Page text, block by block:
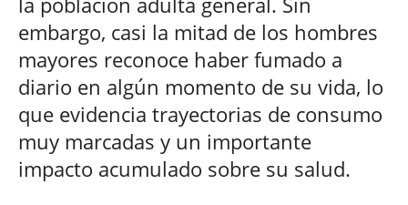
embargo, casi la mitad de los hombres
mayores reconoce haber fumado a
diario en algún momento de su vida, lo
que evidencia trayectorias de consumo
muy marcadas y un importante
impacto acumulado sobre su salud.